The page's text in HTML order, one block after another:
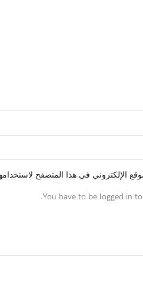
الإلكتروني في هذا المتصفح
You have to be logged in